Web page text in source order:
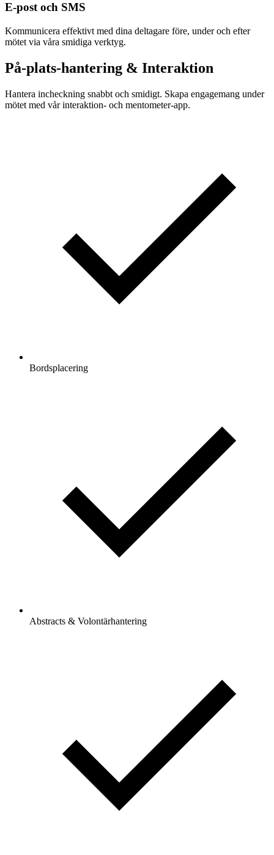
E-post och SMS
Kommunicera effektivt med dina deltagare före, under och efter
mötet via våra smidiga verktyg.
På-plats-hantering & Interaktion
Hantera incheckning snabbt och smidigt. Skapa engagemang under
mötet med vår interaktion- och mentometer-app.
Bordsplacering
Abstracts & Volontärhantering